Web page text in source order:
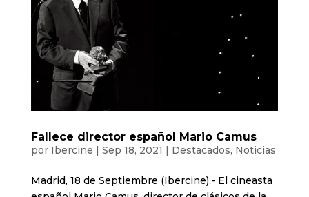
Fallece director español Mario Camus
por Ibercine | Sep 18, 2021 | Destacados, Noticias
Madrid, 18 de Septiembre (Ibercine).- El cineasta